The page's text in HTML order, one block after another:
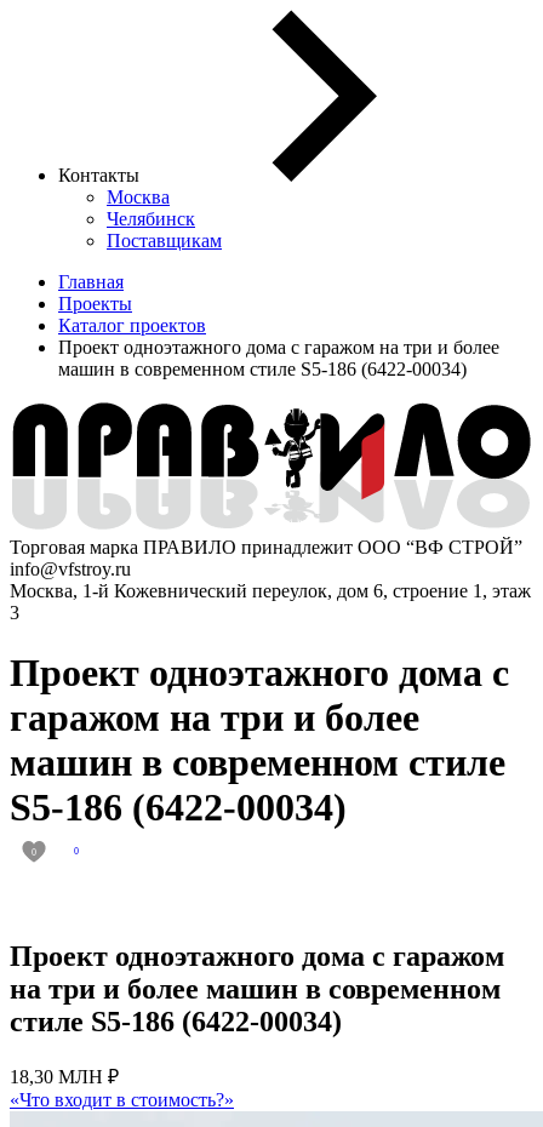
Контакты
Москва
Челябинск
Поставщикам
Главная
Проекты
Каталог проектов
Проект одноэтажного дома с гаражом на три и более
машин в современном стиле S5-186 (6422-00034)
Торговая марка ПРАВИЛО принадлежит ООО “ВФ СТРОЙ”
info@vfstroy.ru
Москва, 1-й Кожевнический переулок, дом 6, строение 1, этаж
3
Проект одноэтажного дома с
гаражом на три и более
машин в современном стиле
S5-186 (6422-00034)
0 0
Проект одноэтажного дома с гаражом
на три и более машин в современном
стиле S5-186 (6422-00034)
18,30 МЛН ₽
«Что входит в стоимость?»